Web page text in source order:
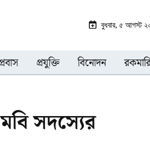
বুধবার, ৫ আগস্ট
প্রযুক্তি বিনোদন
সদস্যের